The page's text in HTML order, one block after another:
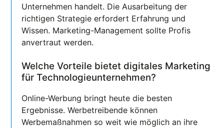
Unternehmen handelt. Die Ausarbeitung der
richtigen Strategie erfordert Erfahrung und
Wissen. Marketing-Management sollte Profis
anvertraut werden.
Welche Vorteile bietet digitales Marketing
für Technologieunternehmen?
Online-Werbung bringt heute die besten
Ergebnisse. Werbetreibende können
Werbemaßnahmen so weit wie möglich an ihre